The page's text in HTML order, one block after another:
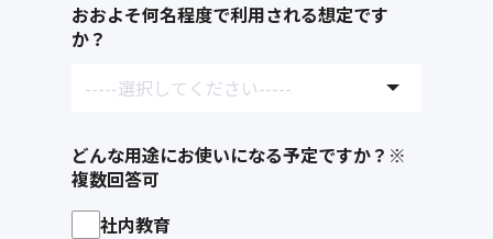
おおよそ何名程度で利用される想定です
か？
どんな用途にお使いになる予定ですか？※
複数回答可
社内教育